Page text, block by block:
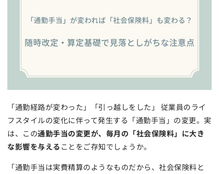
「通勤経路が変わった」「引っ越しをした」 従業員のライ
フスタイルの変化に伴って発生する「通勤手当」の変更。実
は、この通勤手当の変更が、毎月の「社会保険料」に大き
な影響を与えることをご存知でしょうか。
「通勤手当は実費精算のようなものだから、社会保険料と